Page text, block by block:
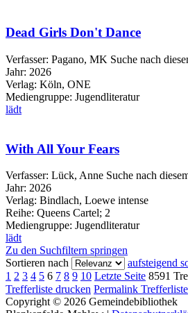
Dead Girls Don't Dance
Verfasser: Pagano, MK Suche nach
Jahr: 2026
Verlag: Köln, ONE
Mediengruppe: Jugendliteratur
lädt
With All Your Fears
Verfasser: Lück, Anne Suche nach
Jahr: 2026
Verlag: Bindlach, Loewe intense
Reihe: Queens Cartel; 2
Mediengruppe: Jugendliteratur
lädt
Zu den Suchfiltern springen
Sortieren nach
aufsteigend
1 2 3 4 5 6 7 8 9 10 Letzte Seite 8591
Trefferliste drucken Permalink Trefferliste
Copyright © 2026 Gemeindebibliothek